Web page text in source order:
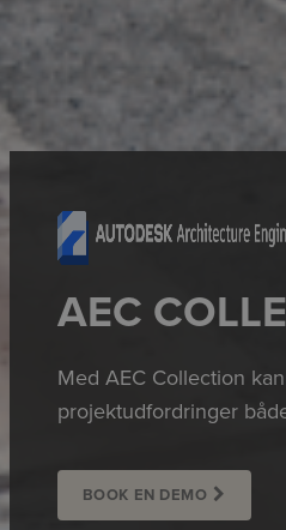
AEC
Med AEC Collection
projektudfordringer
BOOK EN DEMO